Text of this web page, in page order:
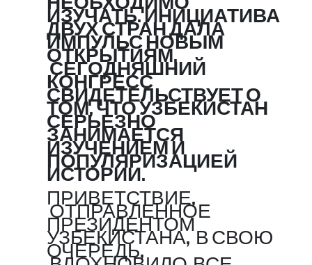
ИЗУЧАТЬ. ИНИЦИАТИВА
ДВУХ СТРАН ДАЛА
ИМПУЛЬС НОВЫМ
ОТКРЫТИЯМ.
СЕГОДНЯШНИЙ
КОНГРЕСС
СВИДЕТЕЛЬСТВУЕТ О
ТОМ, ЧТО УЗБЕКИСТАН
СЕРЬЕЗНО
ЗАНИМАЕТСЯ
ИЗУЧЕНИЕМ И
ПОПУЛЯРИЗАЦИЕЙ
ИСТОРИИ.
ПРИВЕТСТВИЕ,
ОТПРАВЛЕННОЕ
ПРЕЗИДЕНТОМ
УЗБЕКИСТАНА, В СВОЮ
ОЧЕРЕДЬ,